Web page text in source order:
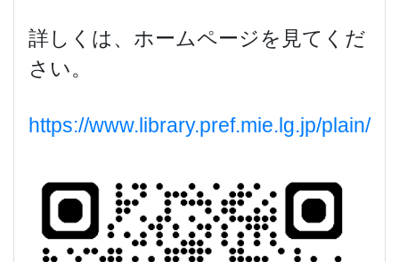
詳しくは、ホームページを見てくだ
さい。
https://www.library.pref.mie.lg.jp/plain/